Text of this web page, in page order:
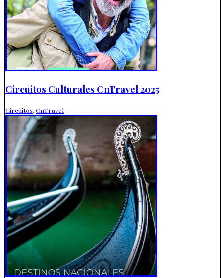
Circuitos Culturales CnTravel 2025
Circuitos,CnTravel